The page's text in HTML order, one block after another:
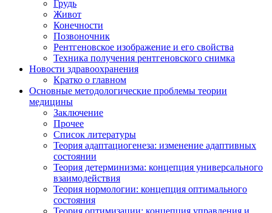
Грудь
Живот
Конечности
Позвоночник
Рентгеновское изображение и его свойства
Техника получения рентгеновского снимка
Новости здравоохранения
Кратко о главном
Основные методологические проблемы теории
медицины
Заключение
Прочее
Список литературы
Теория адаптациогенеза: изменение адаптивных
состоянии
Теория детерминизма: концепция универсального
взаимодействия
Теория нормологии: концепция оптимального
состояния
Теория оптимизации: концепция управления и